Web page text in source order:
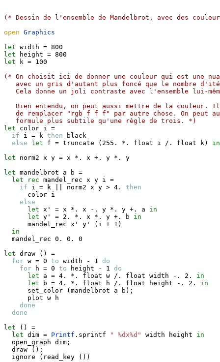
(* Dessin de l'ensemble de Mandelbrot, avec des
open Graphics
let width =
let height =
let k = 100
(* On choisit ici de donner une couleur qui est une
avec un gris d'autant plus foncé que le nombre
Cela donne un joli contraste avec l'ensemble lui-
Bien entendu, on peut aussi mettre de la couleur.
de remplacer "rgb f f f" par autre chose. On peut
   formule plus subtile qu'une règle de trois. *)
let color i =
if i = k then black
else
let f = truncate ( 255. *. float i /. float k)
in
let norm2 x y = x *. x +. y *. y
let mandelbrot a b =
let
rec mandel_rec x y i =
if i = k || norm2 x y > 4. then
      color i
else
let x' = x *. x -. y *. y +. a in
let y' = 2. *. x *. y +. b in
      mandel_rec x' y'
( i + 1 )
in
  mandel_rec 0. 0. 0
let draw ( )
=
for w = 0 to width - 1 do
for h = 0 to height - 1 do
let a = 4. *. float w /. float width -. 2. in
let b = 4. *. float h /. float height -. 2. in
      set_color
( mandelbrot a b ) ;
      plot w h
done
done
let
( )
=
let dim = Printf . sprintf " %dx%d" width height in
  open_graph dim
;
  draw
( ) ;
  ignore
( read_key ( ) )